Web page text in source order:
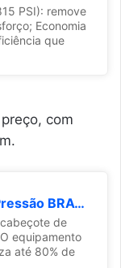
PSI): remove
Economia
que
com
WAP Lavadora de Alta Pressão BRAVO 2550, Semi Intensivo, 360L/h, com Motor de Indução e Bico Regulável, 1700W 220V
de
equipamento
até 80% de